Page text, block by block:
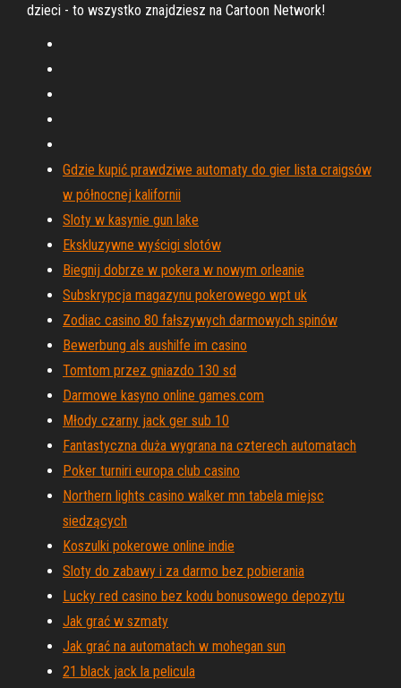
dzieci - to wszystko znajdziesz na Cartoon Network!
Gdzie kupić prawdziwe automaty do gier lista craigsów
w północnej kalifornii
Sloty w kasynie gun lake
Ekskluzywne wyścigi slotów
Biegnij dobrze w pokera w nowym orleanie
Subskrypcja magazynu pokerowego wpt uk
Zodiac casino 80 fałszywych darmowych spinów
Bewerbung als aushilfe im casino
Tomtom przez gniazdo 130 sd
Darmowe kasyno online games.com
Młody czarny jack ger sub 10
Fantastyczna duża wygrana na czterech automatach
Poker turniri europa club casino
Northern lights casino walker mn tabela miejsc
siedzących
Koszulki pokerowe online indie
Sloty do zabawy i za darmo bez pobierania
Lucky red casino bez kodu bonusowego depozytu
Jak grać w szmaty
Jak grać na automatach w mohegan sun
21 black jack la pelicula